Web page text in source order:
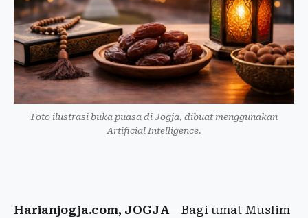
Foto ilustrasi buka puasa di Jogja, dibuat menggunakan
Artificial Intelligence.
Harianjogja.com, JOGJA—Bagi umat Muslim